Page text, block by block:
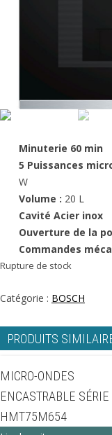
Minuterie 60 min
5 Puissances
W
Volume : 20 L
Cavité Acier inox
Ouverture de la
Commandes
Rupture de stock
Catégorie : BOSCH
PRODUITS
MICRO-ONDES
ENCASTRABLE SÉRIE
HMT75M654